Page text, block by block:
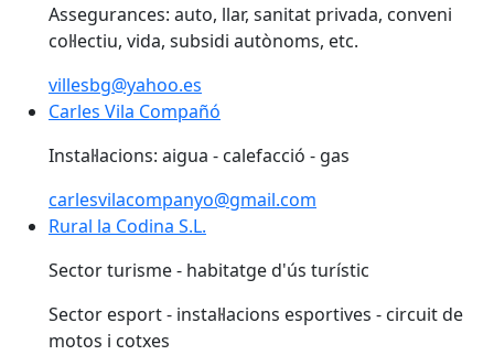
Assegurances: auto, llar, sanitat privada, conveni
col·lectiu, vida, subsidi autònoms, etc.
villesbg@yahoo.es
Carles Vila Compañó
Instal·lacions: aigua - calefacció - gas
carlesvilacompanyo@gmail.com
Rural la Codina S.L.
Sector turisme - habitatge d'ús turístic
Sector esport - instal·lacions esportives - circuit de
motos i cotxes